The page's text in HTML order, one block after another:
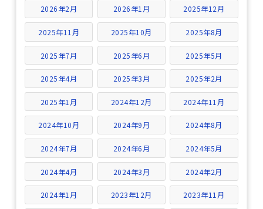
2026年2月 2026年1月 2025年12月
2025年11月 2025年10月 2025年8月
2025年7月 2025年6月 2025年5月
2025年4月 2025年3月 2025年2月
2025年1月 2024年12月 2024年11月
2024年10月 2024年9月 2024年8月
2024年7月 2024年6月 2024年5月
2024年4月 2024年3月 2024年2月
2024年1月 2023年12月 2023年11月